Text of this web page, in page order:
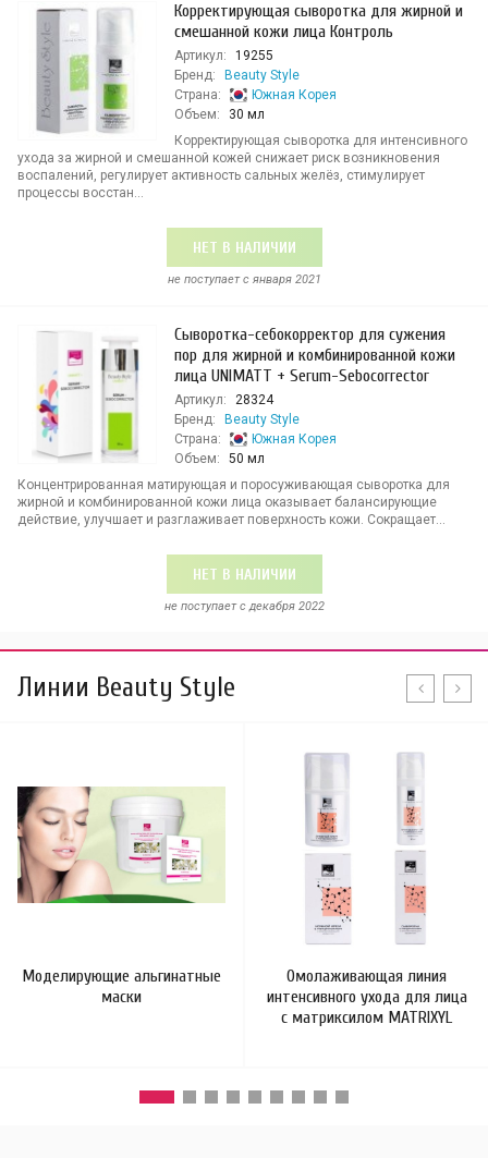
Корректирующая сыворотка для жирной и
смешанной кожи лица Контроль
Артикул:
19255
Бренд:
Beauty Style
Страна:
Южная Корея
Объем:
30 мл
Корректирующая сыворотка для интенсивного
ухода за жирной и смешанной кожей снижает риск возникновения
воспалений, регулирует активность сальных желёз, стимулирует
процессы восстан...
НЕТ В НАЛИЧИИ
не поступает c января 2021
Сыворотка-себокорректор для сужения
пор для жирной и комбинированной кожи
лица UNIMATT + Serum-Sebocorrector
Артикул:
28324
Бренд:
Beauty Style
Страна:
Южная Корея
Объем:
50 мл
Концентрированная матирующая и поросуживающая сыворотка для
жирной и комбинированной кожи лица оказывает балансирующие
действие, улучшает и разглаживает поверхность кожи. Сокращает...
НЕТ В НАЛИЧИИ
не поступает c декабря 2022
Линии Beauty Style
Моделирующие альгинатные
маски
Омолаживающая линия
интенсивного ухода для лица
с матриксилом MATRIXYL